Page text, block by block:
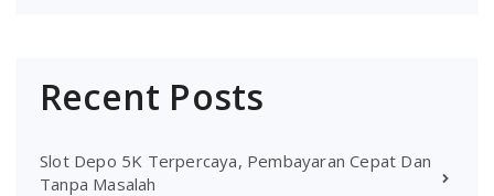
Recent Posts
Slot Depo 5K Terpercaya, Pembayaran Cepat Dan
Tanpa Masalah